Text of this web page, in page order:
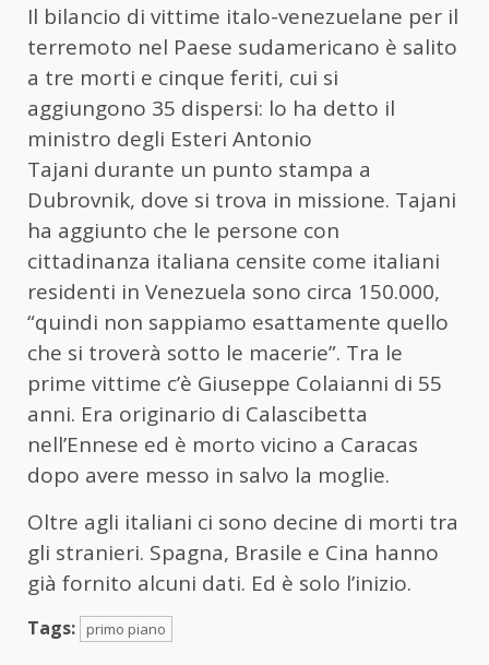
Il bilancio di vittime italo-venezuelane per il
terremoto nel Paese sudamericano è salito
a tre morti e cinque feriti, cui si
aggiungono 35 dispersi: lo ha detto il
ministro degli Esteri Antonio
Tajani durante un punto stampa a
Dubrovnik, dove si trova in missione. Tajani
ha aggiunto che le persone con
cittadinanza italiana censite come italiani
residenti in Venezuela sono circa 150.000,
“quindi non sappiamo esattamente quello
che si troverà sotto le macerie”. Tra le
prime vittime c’è Giuseppe Colaianni di 55
anni. Era originario di Calascibetta
nell’Ennese ed è morto vicino a Caracas
dopo avere messo in salvo la moglie.
Oltre agli italiani ci sono decine di morti tra
gli stranieri. Spagna, Brasile e Cina hanno
già fornito alcuni dati. Ed è solo l’inizio.
Tags: primo piano